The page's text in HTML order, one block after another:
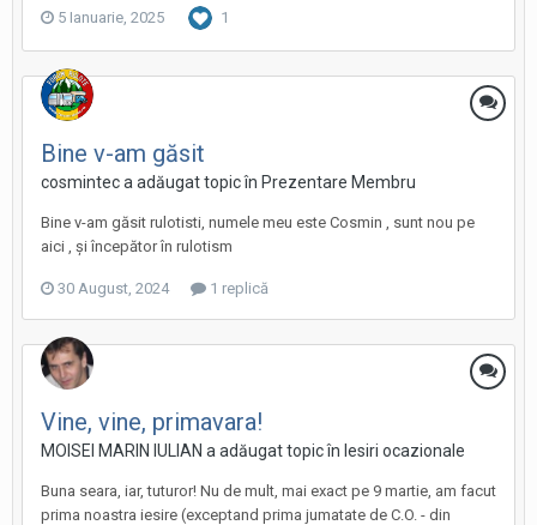
5 Ianuarie, 2025 1
Bine v-am găsit
cosmintec a adăugat topic în Prezentare Membru
Bine v-am găsit rulotisti, numele meu este Cosmin , sunt nou pe
aici , și începător în rulotism
30 August, 2024 1 replică
Vine, vine, primavara!
MOISEI MARIN IULIAN a adăugat topic în Iesiri ocazionale
Buna seara, iar, tuturor! Nu de mult, mai exact pe 9 martie, am facut
prima noastra iesire (exceptand prima jumatate de C.O. - din